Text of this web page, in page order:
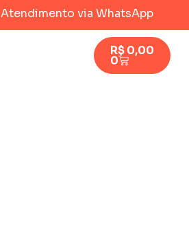
Atendimento via WhatsApp
R$ 0,00
0